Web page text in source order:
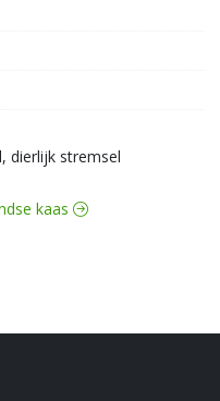
dierlijk stremsel
kaas